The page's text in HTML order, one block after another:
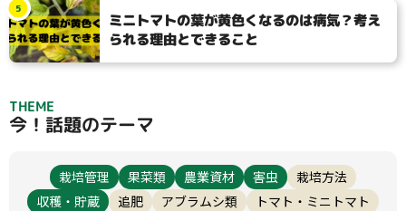
リセット
ミニトマトの葉が黄色くなるのは病気？考え
られる理由とできること
5
THEME
今！話題のテーマ
栽培管理 果菜類 農業資材 害虫
栽培方法
収穫・貯蔵
追肥 アブラムシ類
トマト・ミニトマト